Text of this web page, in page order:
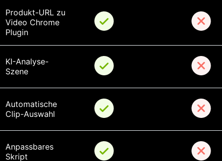
Produkt-URL zu
Video Chrome
Plugin
KI-Analyse-
Szene
Automatische
Clip-Auswahl
Anpassbares
Skript